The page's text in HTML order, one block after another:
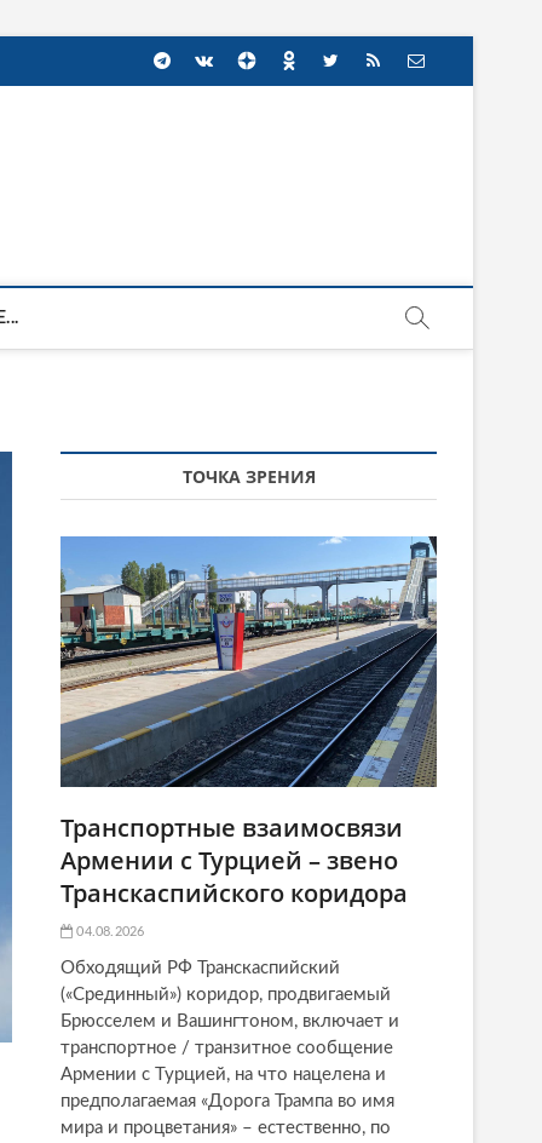
ТОЧКА ЗРЕНИЯ
Транспортные взаимосвязи
Армении с Турцией – звено
Транскаспийского коридора
04.08.2026
Обходящий РФ Транскаспийский
(«Срединный») коридор, продвигаемый
Брюсселем и Вашингтоном, включает и
транспортное / транзитное сообщение
Армении с Турцией, на что нацелена и
предполагаемая «Дорога Трампа во имя
мира и процветания» – естественно, по